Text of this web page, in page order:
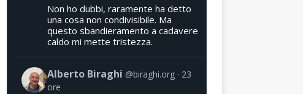
Non ho dubbi, raramente ha detto
una cosa non condivisibile. Ma
questo sbandieramento a cadavere
caldo mi mette tristezza.
Alberto Biraghi @biraghi.org
23
ore